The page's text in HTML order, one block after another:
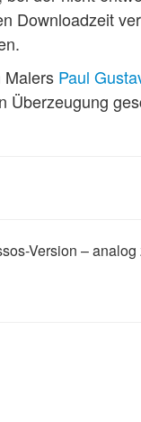
Downloadzeit
Malers Paul
Überzeugung
Version –